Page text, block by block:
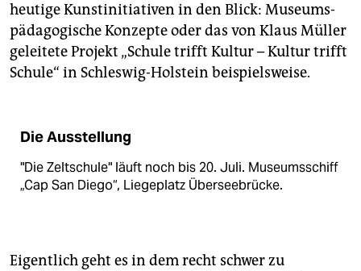
heutige Kunstinitiativen in den Blick: Museums­
pädagogische Konzepte oder das von Klaus Müller
geleitete Projekt „Schule trifft Kultur – Kultur trifft
Schule“ in Schleswig-Holstein beispielsweise.
Die Ausstellung
"Die Zeltschule" läuft noch bis 20. Juli. Museumsschiff
„Cap San Diego“, Liegeplatz Überseebrücke.
Eigentlich geht es in dem recht schwer zu